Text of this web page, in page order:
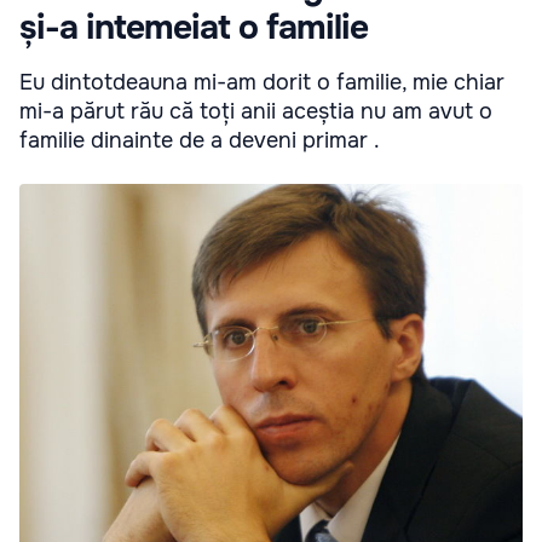
și-a intemeiat o familie
Eu dintotdeauna mi-am dorit o familie, mie chiar
mi-a părut rău că toți anii aceștia nu am avut o
familie dinainte de a deveni primar .